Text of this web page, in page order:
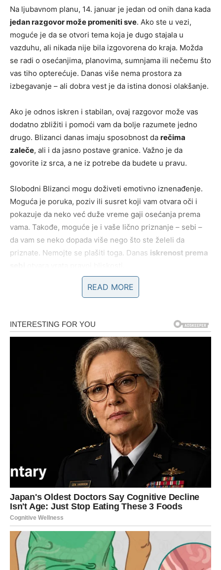
Na ljubavnom planu, 14. januar je jedan od onih dana kada
jedan razgovor može promeniti sve. Ako ste u vezi,
moguće je da se otvori tema koja je dugo stajala u
vazduhu, ali nikada nije bila izgovorena do kraja. Možda
se radi o osećanjima, planovima, sumnjama ili nečemu što
vas tiho opterećuje. Danas više nema prostora za
izbegavanje – ali dobra vest je da istina donosi olakšanje.
Ako je odnos iskren i stabilan, ovaj razgovor može vas
dodatno zbližiti i pomoći vam da bolje razumete jedno
drugo. Blizanci danas imaju sposobnost da rečima
zaleče, ali i da jasno postave granice. Važno je da
govorite iz srca, a ne iz potrebe da budete u pravu.
Slobodni Blizanci mogu doživeti emotivno iznenađenje.
Moguća je poruka, poziv ili susret koji vam otvara oči i
pokazuje da neko već duže vreme gaji osećanja prema
vama. Takođe, moguće je i vaše lično priznanje – sebi –
da vam se neko dopada više nego što ste želeli da
priznate. Nemojte se plašiti toga. Danas iskrenost prema
POSAO I SVAKODNEVNE
rasipanja energije
Na poslovnom planu, Blizanci danas imaju priliku da
razjasne važne stvari. Mogući su razgovori, dogovori ili
informacije koje menjaju vaš pogled na jednu situaciju.
Ako ste prethodnih dana bili zbunjeni ili rastrzani između
više opcija, danas dolazi osećaj da konačno znate šta
želite – i šta više ne želite.
Ovo je dobar dan za komunikaciju, pregovore, pisanje,
učenje i razmenu ideja. Međutim, zvezde savetuju da se
fokusirate na
jednu stvar u datom trenutku , jer rasipanje
energije može dovesti do umora. Ako radite u timu, vaša
reč danas ima težinu – ljudi vas slušaju i uvažavaju.
Za Blizance koji razmišljaju o promeni posla, pravca ili
načina rada, 14. januar donosi važan uvid. Možda još nije
vreme za konkretan korak, ali jeste zaunutrašnju odluku
koja će vas voditi u narednim danima.
READ MORE